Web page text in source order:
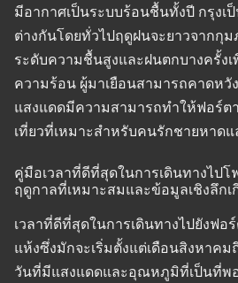
มีอากาศเป็นระบบร้อนชื้นทั้งปี กรุงเ
ต่างกันโดยทั่วไปฤดูฝนจะยาวจากกุ
ระดับความชื้นสูงและฝนตกบางครั้ง
ความร้อน ผู้มาเยือนสามารถคาดห
แสงแดดมีความสามารถทำให้ฟอร์ต
เที่ยวที่เหมาะสำหรับคนรักชายหาด
คู่มือเวลาที่ดีที่สุดในการเดินทางไปโ
ฤดูกาลที่เหมาะสมและข้อมูลเชิงลึก
เวลาที่ดีที่สุดในการเดินทางไปยังฟอ
แห้งซึ่งมักจะเริ่มตั้งแต่เดือนสิงหาค
วันที่มีแสงแดดและอุณหภูมิที่เป็นที่พ